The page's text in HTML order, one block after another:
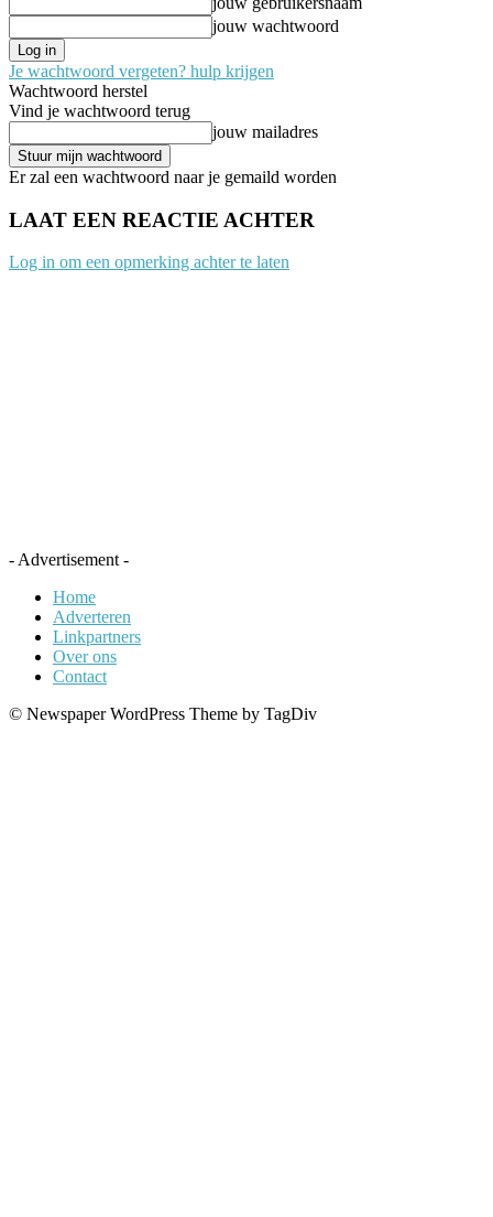
jouw wachtwoord
Je wachtwoord vergeten? hulp krijgen
Wachtwoord herstel
Vind je wachtwoord terug
jouw mailadres
Er zal een wachtwoord naar je gemaild worden
LAAT EEN REACTIE ACHTER
Log in om een opmerking achter te laten
- Advertisement -
Home
Adverteren
Linkpartners
Over ons
Contact
© Newspaper WordPress Theme by TagDiv